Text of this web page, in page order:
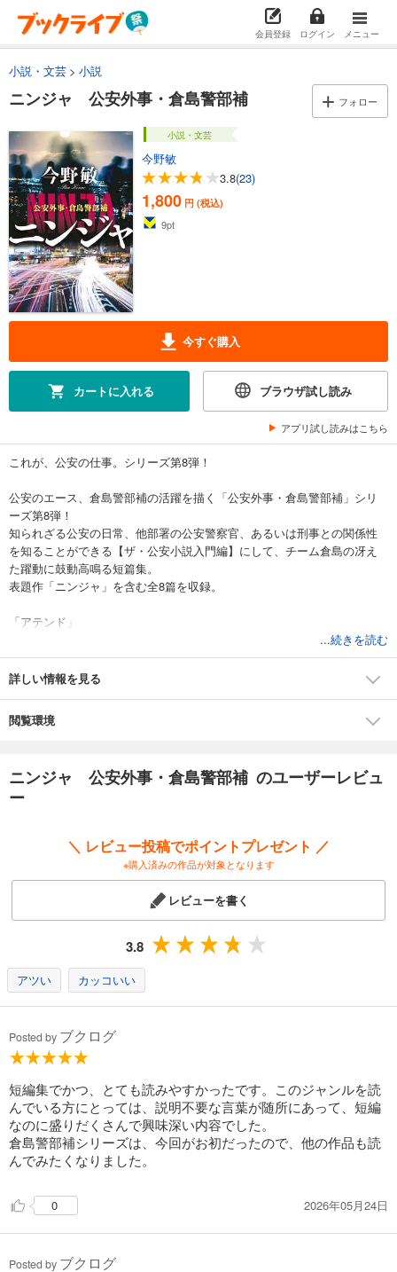
会員登録 ログイン メニュー
小説・文芸 小説
ニンジャ 公安外事・倉島警部補 フォロー
小説・文芸
今野敏
3.8(23)
1,800 円 (税込)
9pt
今すぐ購入
カートに入れる ブラウザ試し読み
アプリ試し読みはこちら
これが、公安の仕事。シリーズ第8弾！
公安のエース、倉島警部補の活躍を描く「公安外事・倉島警部補」シリ
ーズ第8弾！
知られざる公安の日常、他部署の公安警察官、あるいは刑事との関係性
を知ることができる【ザ・公安小説入門編】にして、チーム倉島の冴え
た躍動に鼓動高鳴る短篇集。
表題作「ニンジャ」を含む全8篇を収録。
「アテンド」
美貌を誇る台湾の公安捜査官・林春美（リン・チュンメイ）が来日する
との報せが。彼女に惚れ込む西本はアテンドに手を挙げるが、彼女相手
にそう簡単に事は進まず――？
「ケースオフィサー」
最近赴任したばかりのロシア大使館駐在武官・ゴーゴリの行確（行動確
「ニンジャ」
ーに参加するようだがいかに潜入すべきか。そのとき〈ニンジャ〉が動
シリーズ第8弾ですが、この一冊から読んでも大丈夫。
...続きを読む
詳しい情報を見る
閲覧環境
ニンジャ 公安外事・倉島警部補 のユーザーレビュ
ー
＼ レビュー投稿でポイントプレゼント ／
※購入済みの作品が対象となります
レビューを書く
3.8
アツい カッコいい
Posted by ブクログ
短編集でかつ、とても読みやすかったです。このジャンルを読
んでいる方にとっては、説明不要な言葉が随所にあって、短編
なのに盛りだくさんで興味深い内容でした。
倉島警部補シリーズは、今回がお初だったので、他の作品も読
んでみたくなりました。
0 2026年05月24日
Posted by ブクログ